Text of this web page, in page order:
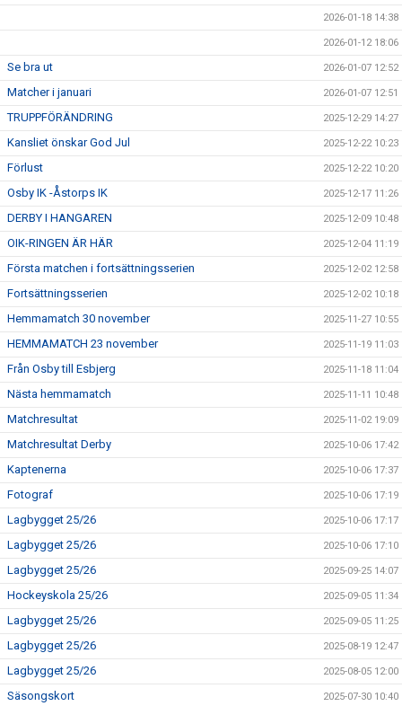
2026-01-18 14:38
2026-01-12 18:06
Se bra ut 2026-01-07 12:52
Matcher i januari 2026-01-07 12:51
TRUPPFÖRÄNDRING 2025-12-29 14:27
Kansliet önskar God Jul 2025-12-22 10:23
Förlust 2025-12-22 10:20
Osby IK -Åstorps IK 2025-12-17 11:26
DERBY I HANGAREN 2025-12-09 10:48
OIK-RINGEN ÄR HÄR 2025-12-04 11:19
Första matchen i fortsättningsserien 2025-12-02 12:58
Fortsättningsserien 2025-12-02 10:18
Hemmamatch 30 november 2025-11-27 10:55
HEMMAMATCH 23 november 2025-11-19 11:03
Från Osby till Esbjerg 2025-11-18 11:04
Nästa hemmamatch 2025-11-11 10:48
Matchresultat 2025-11-02 19:09
Matchresultat Derby 2025-10-06 17:42
Kaptenerna 2025-10-06 17:37
Fotograf 2025-10-06 17:19
Lagbygget 25/26 2025-10-06 17:17
Lagbygget 25/26 2025-10-06 17:10
Lagbygget 25/26 2025-09-25 14:07
Hockeyskola 25/26 2025-09-05 11:34
Lagbygget 25/26 2025-09-05 11:25
Lagbygget 25/26 2025-08-19 12:47
Lagbygget 25/26 2025-08-05 12:00
Säsongskort 2025-07-30 10:40